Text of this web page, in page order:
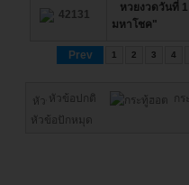
42131
หวยงวดวันที่
มหาโชค"
Prev 1 2 3 4
หัวข้อปกติ
ก
หัวข้อปักหมุด